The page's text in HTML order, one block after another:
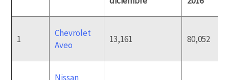
1
Chevrolet
Aveo
13,161 80,052
Nissan